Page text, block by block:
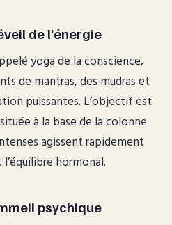
de l’énergie
yoga de la conscience,
de mantras, des mudras et
puissantes. L’objectif est
à la base de la colonne
agissent rapidement
hormonal.
psychique